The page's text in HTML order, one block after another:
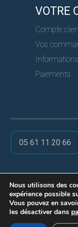
VOTRE
Compte
Vos
Paiements
05 61 11 20 66
@ PRO SERVICES
Réalisation
Mentions légales
Nous utilisons des
expérience possible
Vous pouvez en
les désactiver dans